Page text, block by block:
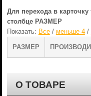
Для перехода в
столбце РАЗМЕР
Показать: Все/ меньше 4/
РАЗМЕР
О ТОВАРЕ